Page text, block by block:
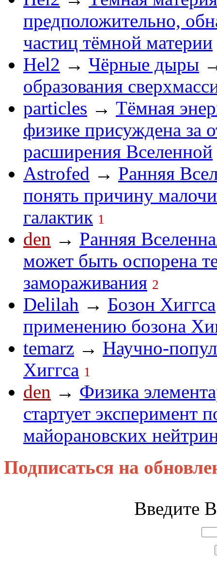
предположительно,
частиц тёмной материи
Hel2 → Чёрные дыры
образования
particles → Тёмная
физике присуждена за
расширения Вселенной
Astrofed → Ранняя
понять причину
галактик 1
den → Ранняя
может быть оспорена
замораживания 2
Delilah → Бозон Хиггса
применению бозона
temarz → Научно-
Хиггса 1
den → Физика
стартует эксперимент
майорановских
Подписаться на
Введите